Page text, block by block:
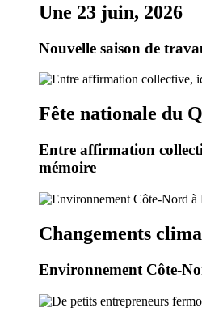
Une 23 juin, 2026
Nouvelle saison de
Fête nationale du
Entre affirmation
mémoire
Changements
Environnement Côte-